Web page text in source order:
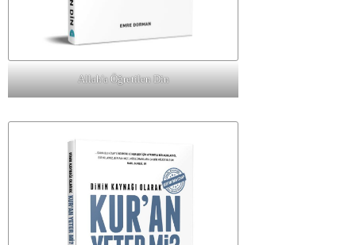
Allah'a Öğretilen Din